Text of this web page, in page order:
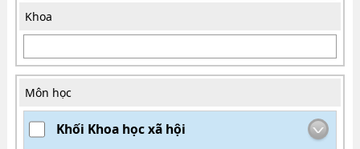
Khoa
Môn học
Khối Khoa học xã hội